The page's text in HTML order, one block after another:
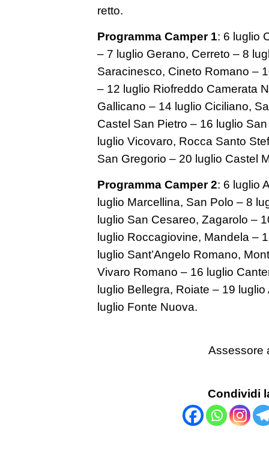
retto.
Programma Camper 1: 6 luglio
– 7 luglio Gerano, Cerreto – 8
Saracinesco, Cineto Romano –
– 12 luglio Riofreddo Camerata
Gallicano – 14 luglio Ciciliano,
Castel San Pietro – 16 luglio
luglio Vicovaro, Rocca Santo
San Gregorio – 20 luglio Castel
Programma Camper 2: 6 luglio
luglio Marcellina, San Polo – 8
luglio San Cesareo, Zagarolo –
luglio Roccagiovine, Mandela –
luglio Sant’Angelo Romano,
Vivaro Romano – 16 luglio
luglio Bellegra, Roiate – 19
luglio Fonte Nuova.
Assessore
Condividi